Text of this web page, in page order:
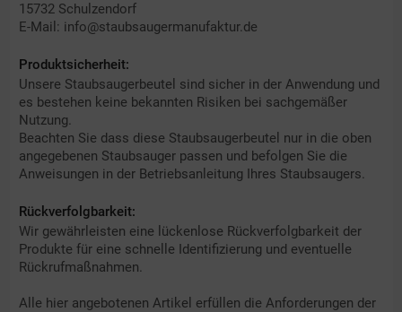
15732 Schulzendorf
E-Mail: info@staubsaugermanufaktur.de
Produktsicherheit:
Unsere Staubsaugerbeutel sind sicher in der Anwendung und
es bestehen keine bekannten Risiken bei sachgemäßer
Nutzung.
Beachten Sie dass diese Staubsaugerbeutel nur in die oben
angegebenen Staubsauger passen und befolgen Sie die
Anweisungen in der Betriebsanleitung Ihres Staubsaugers.
Rückverfolgbarkeit:
Wir gewährleisten eine lückenlose Rückverfolgbarkeit der
Produkte für eine schnelle Identifizierung und eventuelle
Rückrufmaßnahmen.
Alle hier angebotenen Artikel erfüllen die Anforderungen der